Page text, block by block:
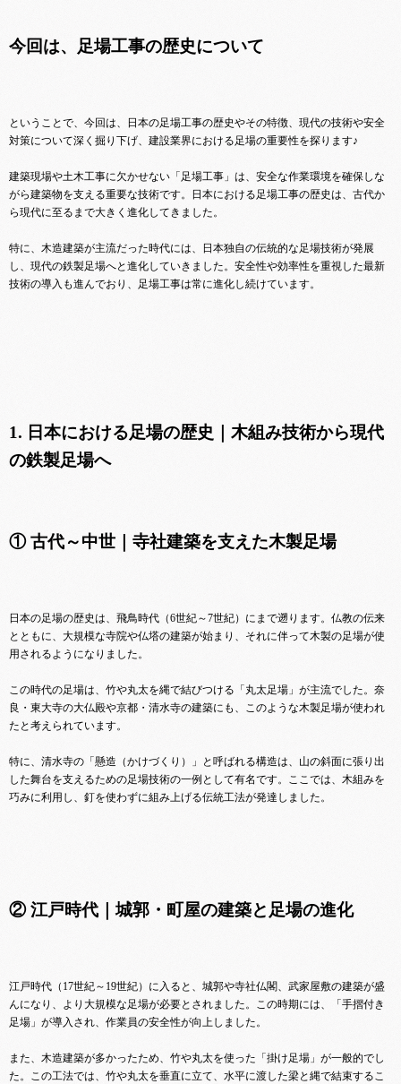
今回は、足場工事の歴史について
ということで、今回は、日本の足場工事の歴史やその特徴、現代の技術や安全
対策について深く掘り下げ、建設業界における足場の重要性を探ります♪
建築現場や土木工事に欠かせない「足場工事」は、安全な作業環境を確保しな
がら建築物を支える重要な技術です。日本における足場工事の歴史は、古代か
ら現代に至るまで大きく進化してきました。
特に、木造建築が主流だった時代には、日本独自の伝統的な足場技術が発展
し、現代の鉄製足場へと進化していきました。安全性や効率性を重視した最新
技術の導入も進んでおり、足場工事は常に進化し続けています。
1. 日本における足場の歴史｜木組み技術から現代
の鉄製足場へ
① 古代～中世｜寺社建築を支えた木製足場
日本の足場の歴史は、飛鳥時代（6世紀～7世紀）にまで遡ります。仏教の伝来
とともに、大規模な寺院や仏塔の建築が始まり、それに伴って木製の足場が使
用されるようになりました。
この時代の足場は、竹や丸太を縄で結びつける「丸太足場」が主流でした。奈
良・東大寺の大仏殿や京都・清水寺の建築にも、このような木製足場が使われ
たと考えられています。
特に、清水寺の「懸造（かけづくり）」と呼ばれる構造は、山の斜面に張り出
した舞台を支えるための足場技術の一例として有名です。ここでは、木組みを
巧みに利用し、釘を使わずに組み上げる伝統工法が発達しました。
② 江戸時代｜城郭・町屋の建築と足場の進化
江戸時代（17世紀～19世紀）に入ると、城郭や寺社仏閣、武家屋敷の建築が盛
んになり、より大規模な足場が必要とされました。この時期には、「手摺付き
足場」が導入され、作業員の安全性が向上しました。
また、木造建築が多かったため、竹や丸太を使った「掛け足場」が一般的でし
た。この工法では、竹や丸太を垂直に立て、水平に渡した梁と縄で結束するこ